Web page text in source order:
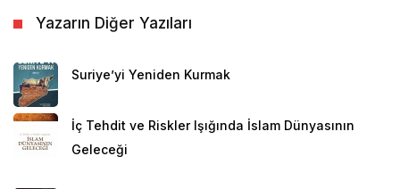
Yazarın Diğer Yazıları
Suriye’yi Yeniden Kurmak
İç Tehdit ve Riskler Işığında İslam Dünyasının
Geleceği